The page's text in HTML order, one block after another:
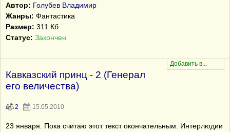
Автор: Голубев Владимир
Жанры: Фантастика
Размер: 311 Кб
Статус: Закончен
Кавказский принц - 2 (Генерал
его величества)
2 15.05.2010
23 января. Пока считаю этот текст окончательным. Интерлюдии